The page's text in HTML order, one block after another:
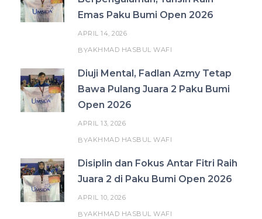
Emas Paku Bumi Open 2026
APRIL 14, 2026
BYAKHMAD HASBUL WAFI
Diuji Mental, Fadlan Azmy Tetap
Bawa Pulang Juara 2 Paku Bumi
Open 2026
APRIL 13, 2026
BYAKHMAD HASBUL WAFI
Disiplin dan Fokus Antar Fitri Raih
Juara 2 di Paku Bumi Open 2026
APRIL 10, 2026
BYAKHMAD HASBUL WAFI